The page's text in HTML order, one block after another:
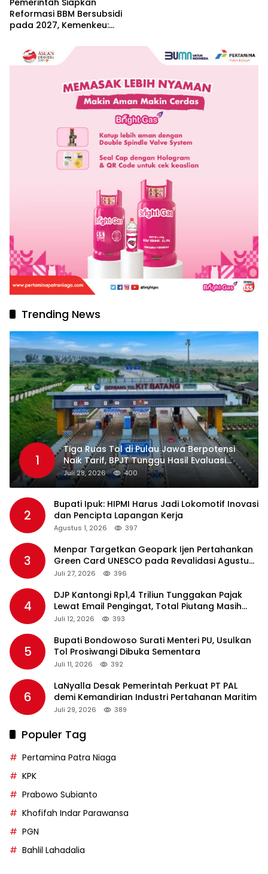
Pemerintah Siapkan
Reformasi BBM Bersubsidi
pada 2027, Kemenkeu:
dan Berkeadilan
Trending News
1
Tiga Ruas Tol di Pulau Jawa Berpotensi
Naik Tarif, BPJT Tunggu Hasil Evaluasi
Standar Pelayanan
Juli 28, 2026 400
2
Bupati Ipuk: HIPMI Harus Jadi Lokomotif Inovasi
dan Pencipta Lapangan Kerja
Agustus 1, 2026 397
3
Menpar Targetkan Geopark Ijen Pertahankan
Green Card UNESCO pada Revalidasi Agustus
2026
Juli 27, 2026 396
4
DJP Kantongi Rp1,4 Triliun Tunggakan Pajak
Lewat Email Pengingat, Total Piutang Masih
Rp36 Triliun
Juli 12, 2026 393
5
Bupati Bondowoso Surati Menteri PU, Usulkan
Tol Prosiwangi Dibuka Sementara
Juli 11, 2026 392
6
LaNyalla Desak Pemerintah Perkuat PT PAL
demi Kemandirian Industri Pertahanan Maritim
Juli 29, 2026 389
Populer Tag
Pertamina Patra Niaga
KPK
Prabowo Subianto
Khofifah Indar Parawansa
PGN
Bahlil Lahadalia